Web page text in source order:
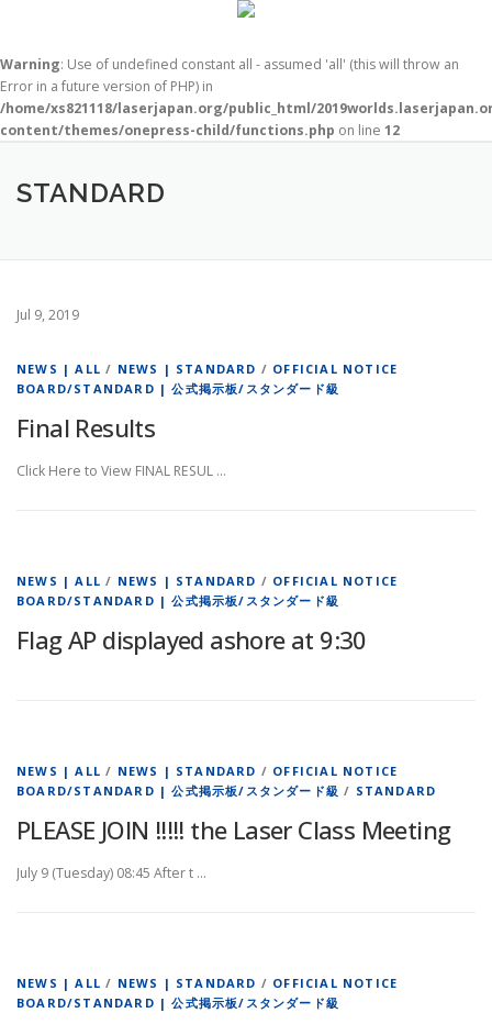
Warning: Use of undefined constant all - assumed 'all' (this will throw an
Error in a future version of PHP) in
/home/xs821118/laserjapan.org/public_html/
content/themes/onepress-child/functions.php on line 12
STANDARD
Jul 9, 2019
NEWS | ALL / NEWS | STANDARD / OFFICIAL NOTICE
BOARD/STANDARD | 公式掲示板/スタンダード級
Final Results
Click Here to View FINAL RESUL …
NEWS | ALL / NEWS | STANDARD / OFFICIAL NOTICE
BOARD/STANDARD | 公式掲示板/スタンダード級
Flag AP displayed ashore at 9:30
NEWS | ALL / NEWS | STANDARD / OFFICIAL NOTICE
BOARD/STANDARD | 公式掲示板/スタンダード級 / STANDARD
PLEASE JOIN !!!!! the Laser Class Meeting
July 9 (Tuesday) 08:45 After t …
NEWS | ALL / NEWS | STANDARD / OFFICIAL NOTICE
BOARD/STANDARD | 公式掲示板/スタンダード級